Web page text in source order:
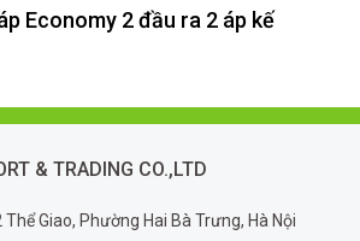
Economy 2 đầu ra 2 áp kế
& TRADING CO.,LTD
Giao, Phường Hai Bà Trưng, Hà Nội